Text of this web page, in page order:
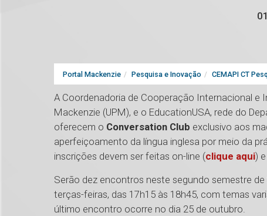
Portal Mackenzie Pesquisa e Inovação CEMAPI CT
A Coordenadoria de Cooperação Internacional e
Mackenzie (UPM), e o EducationUSA, rede do
oferecem o Conversation Club exclusivo aos
aperfeiçoamento da língua inglesa por meio da
inscrições devem ser feitas on-line (clique aqui)
Serão dez encontros neste segundo semestre
terças-feiras, das 17h15 às 18h45, com temas
último encontro ocorre no dia 25 de outubro.